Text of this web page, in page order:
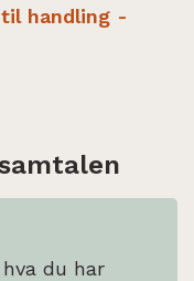
handling -
du har